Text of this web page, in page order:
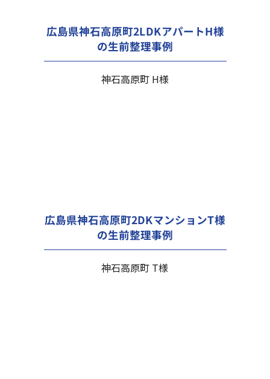
広島県神石高原町2LDKアパートH様
の生前整理事例
神石高原町 H様
広島県神石高原町2DKマンションT様
の生前整理事例
神石高原町 T様